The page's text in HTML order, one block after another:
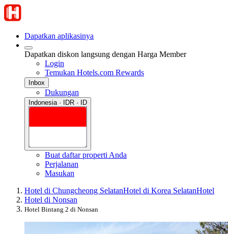
Dapatkan aplikasinya
Dapatkan diskon langsung dengan Harga Member
Login
Temukan Hotels.com Rewards
Inbox
Dukungan
Indonesia · IDR · ID
Buat daftar properti Anda
Perjalanan
Masukan
Hotel di Chungcheong SelatanHotel di Korea SelatanHotel
Hotel di Nonsan
Hotel Bintang 2 di Nonsan